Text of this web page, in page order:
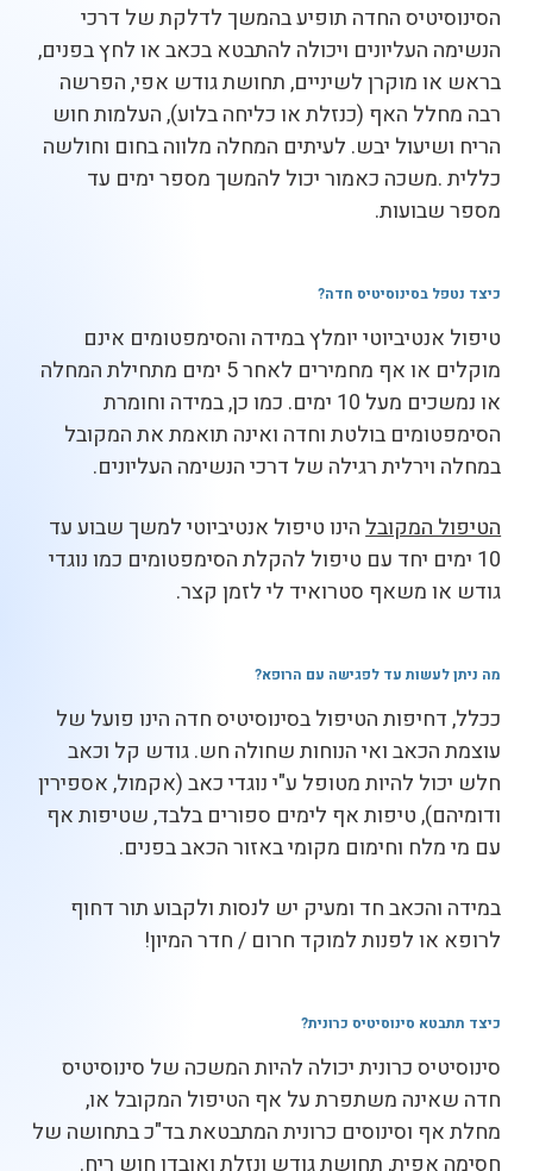
הסינוסיטיס החדה תופיע בהמשך לדלקת של דרכי
הנשימה העליונים ויכולה להתבטא בכאב או לחץ בפנים,
בראש או מוקרן לשיניים, תחושת גודש אפי, הפרשה
רבה מחלל האף (כנזלת או כליחה בלוע), העלמות חוש
הריח ושיעול יבש. לעיתים המחלה מלווה בחום וחולשה
כללית .משכה כאמור יכול להמשך מספר ימים עד
מספר שבועות.
כיצד נטפל בסינוסיטיס חדה?
טיפול אנטיביוטי יומלץ במידה והסימפטומים אינם
מוקלים או אף מחמירים לאחר 5 ימים מתחילת המחלה
או נמשכים מעל 10 ימים. כמו כן, במידה וחומרת
הסימפטומים בולטת וחדה ואינה תואמת את המקובל
במחלה וירלית רגילה של דרכי הנשימה העליונים.
הטיפול המקובלהינו טיפול אנטיביוטי למשך שבוע עד
10 ימים יחד עם טיפול להקלת הסימפטומים כמו נוגדי
גודש או משאף סטרואיד לי לזמן קצר.
מה ניתן לעשות עד לפגישה עם הרופא?
ככלל, דחיפות הטיפול בסינוסיטיס חדה הינו פועל של
עוצמת הכאב ואי הנוחות שחולה חש. גודש קל וכאב
חלש יכול להיות מטופל ע"י נוגדי כאב (אקמול, אספירין
ודומיהם), טיפות אף לימים ספורים בלבד, שטיפות אף
עם מי מלח וחימום מקומי באזור הכאב בפנים.
במידה והכאב חד ומעיק יש לנסות ולקבוע תור דחוף
לרופא או לפנות למוקד חרום / חדר המיון!
כיצד תתבטא סינוסיטיס כרונית?
סינוסיטיס כרונית יכולה להיות המשכה של סינוסיטיס
חדה שאינה משתפרת על אף הטיפול המקובל או,
מחלת אף וסינוסים כרונית המתבטאת בד"כ בתחושה של
חסימה אפית, תחושת גודש ונזלת ואובדן חוש ריח.